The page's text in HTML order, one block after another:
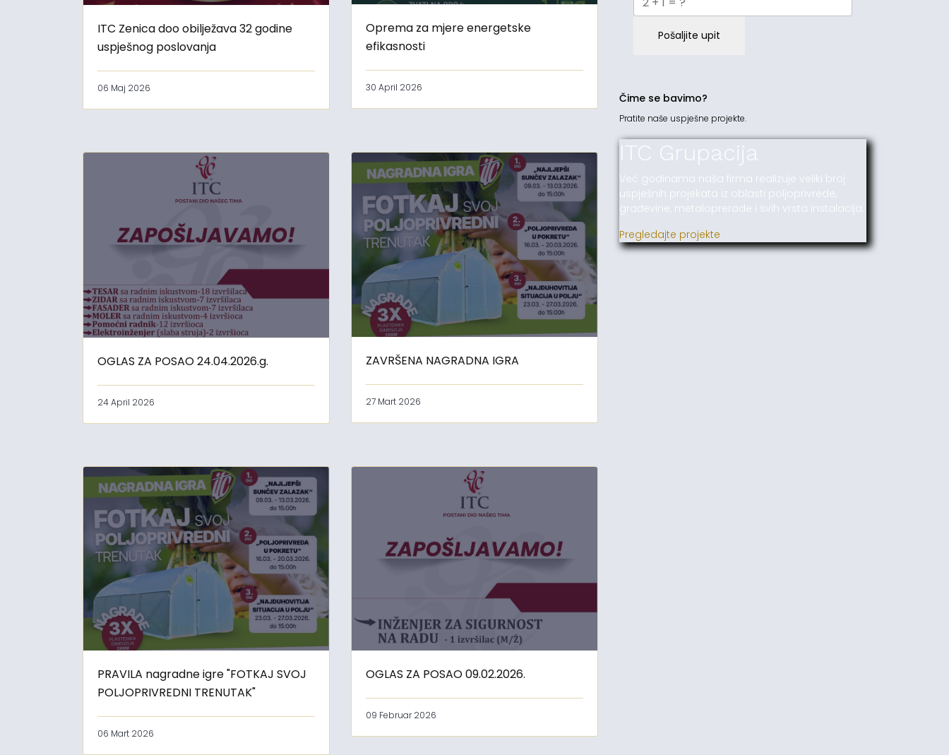
ITC Zenica doo obilježava 32 godine
uspješnog poslovanja
06 Maj 2026
Oprema za mjere energetske
efikasnosti
30 April 2026
OGLAS ZA POSAO 24.04.2026.g.
24 April 2026
ZAVRŠENA NAGRADNA IGRA
27 Mart 2026
PRAVILA nagradne igre "FOTKAJ SVOJ
POLJOPRIVREDNI TRENUTAK"
06 Mart 2026
OGLAS ZA POSAO 09.02.2026.
09 Februar 2026
Pošaljite upit
Čime se bavimo?
Pratite naše uspješne projekte.
ITC Grupacija
Već godinama naša firma realizuje veliki broj
uspješnih projekata iz oblasti poljoprivrede,
građevine, metaloprerade i svih vrsta instalacija.
Pregledajte projekte